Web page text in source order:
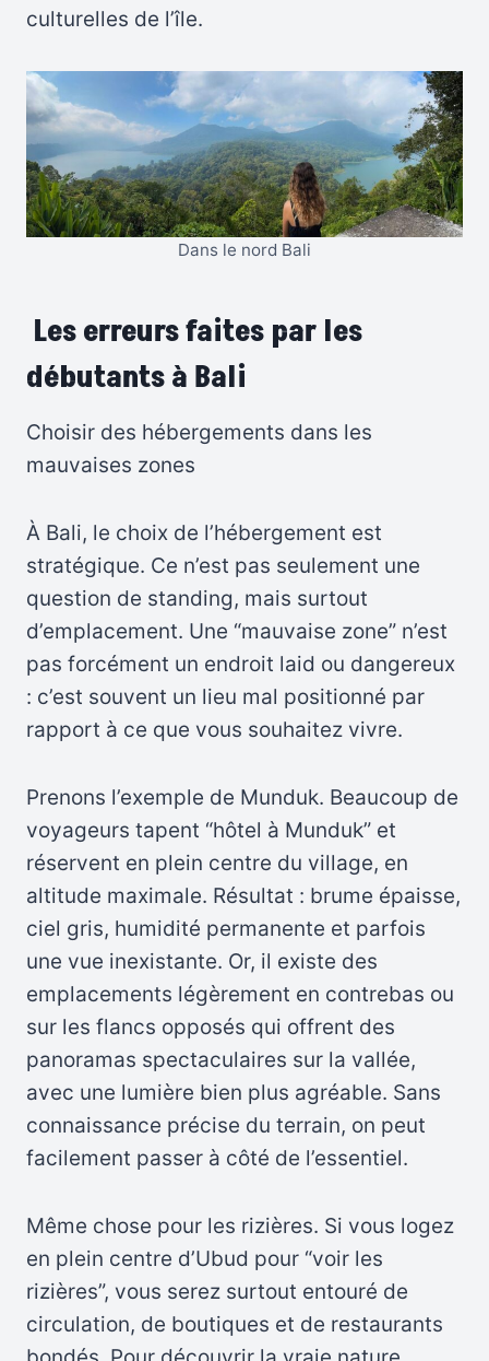
culturelles de l’île.
Dans le nord Bali
Les erreurs faites par les
débutants à Bali
Choisir des hébergements dans les
mauvaises zones
À Bali, le choix de l’hébergement est
stratégique. Ce n’est pas seulement une
question de standing, mais surtout
d’emplacement. Une “mauvaise zone” n’est
pas forcément un endroit laid ou dangereux
: c’est souvent un lieu mal positionné par
rapport à ce que vous souhaitez vivre.
Prenons l’exemple de Munduk. Beaucoup de
voyageurs tapent “hôtel à Munduk” et
réservent en plein centre du village, en
altitude maximale. Résultat : brume épaisse,
ciel gris, humidité permanente et parfois
une vue inexistante. Or, il existe des
emplacements légèrement en contrebas ou
sur les flancs opposés qui offrent des
panoramas spectaculaires sur la vallée,
avec une lumière bien plus agréable. Sans
connaissance précise du terrain, on peut
facilement passer à côté de l’essentiel.
Même chose pour les rizières. Si vous logez
en plein centre d’Ubud pour “voir les
rizières”, vous serez surtout entouré de
circulation, de boutiques et de restaurants